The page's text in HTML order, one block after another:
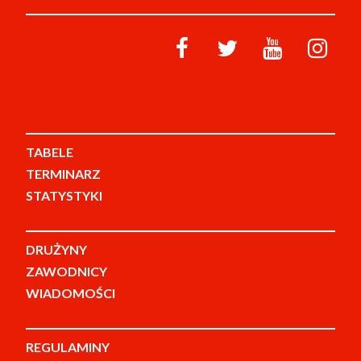
TABELE
TERMINARZ
STATYSTYKI
DRUŻYNY
ZAWODNICY
WIADOMOŚCI
REGULAMINY